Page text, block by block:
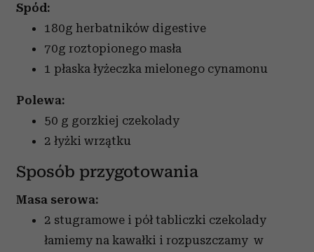
Spód:
180g herbatników digestive
70g roztopionego masła
1 płaska łyżeczka mielonego cynamonu
Polewa:
50 g gorzkiej czekolady
2 łyżki wrzątku
Sposób przygotowania
Masa serowa:
2 stugramowe i pół tabliczki czekolady
łamiemy na kawałki i rozpuszczamy w